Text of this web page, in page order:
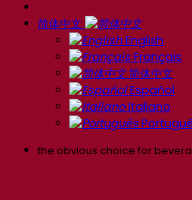
简体中文
English
Français
简体中文
Español
Italiano
the obvious choice for